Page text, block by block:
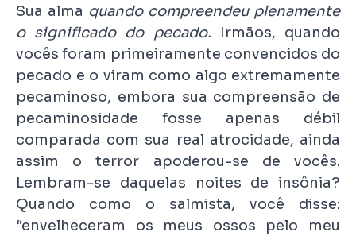
Sua alma quando compreendeu plenamente
o significado do pecado. Irmãos, quando
vocês foram primeiramente convencidos do
pecado e o viram como algo extremamente
pecaminoso, embora sua compreensão de
pecaminosidade fosse apenas débil
comparada com sua real atrocidade, ainda
assim o terror apoderou-se de vocês.
Lembram-se daquelas noites de insônia?
Quando como o salmista, você disse:
“envelheceram os meus ossos pelo meu